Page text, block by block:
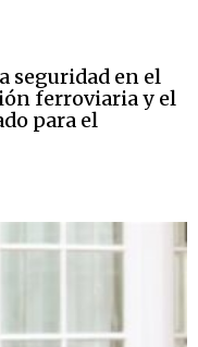
seguridad en el
ferroviaria y el
para el